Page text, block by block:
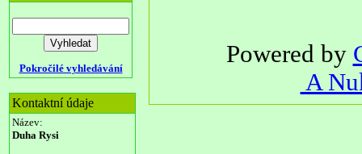
Pokročilé vyhledávání
Kontaktní údaje
Název:
Duha Rysi
Powered by
A